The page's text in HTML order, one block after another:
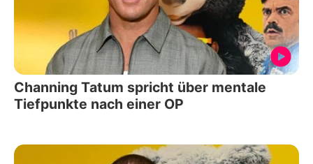
Channing Tatum spricht über mentale
Tiefpunkte nach einer OP